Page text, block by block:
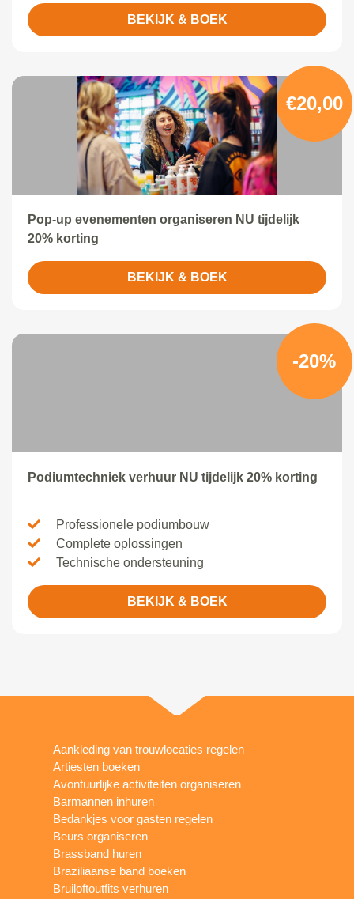
BEKIJK & BOEK
€20,00
Pop-up evenementen organiseren NU tijdelijk
20% korting
BEKIJK & BOEK
-20%
Podiumtechniek verhuur NU tijdelijk 20% korting
Professionele podiumbouw
Complete oplossingen
Technische ondersteuning
BEKIJK & BOEK
Aankleding van trouwlocaties regelen
Artiesten boeken
Avontuurlijke activiteiten organiseren
Barmannen inhuren
Bedankjes voor gasten regelen
Beurs organiseren
Brassband huren
Braziliaanse band boeken
Bruiloftoutfits verhuren